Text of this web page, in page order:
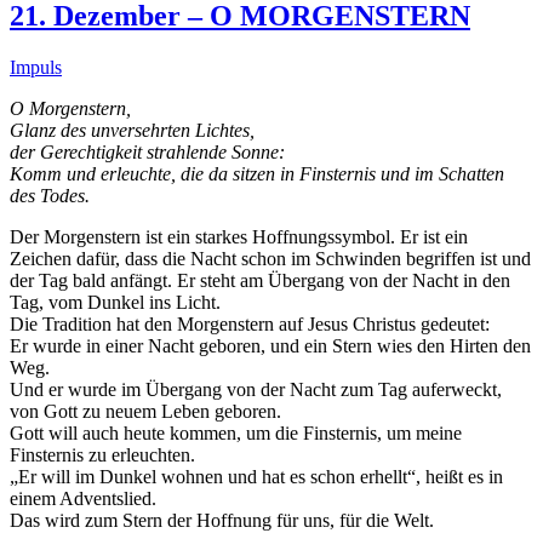
21. Dezember – O MORGENSTERN
Impuls
O Morgenstern,
Glanz des unversehrten Lichtes,
der Gerechtigkeit strahlende Sonne:
Komm und erleuchte, die da sitzen in Finsternis und im Schatten
des Todes.
Der Morgenstern ist ein starkes Hoffnungssymbol. Er ist ein
Zeichen dafür, dass die Nacht schon im Schwinden begriffen ist und
der Tag bald anfängt. Er steht am Übergang von der Nacht in den
Tag, vom Dunkel ins Licht.
Die Tradition hat den Morgenstern auf Jesus Christus gedeutet:
Er wurde in einer Nacht geboren, und ein Stern wies den Hirten den
Weg.
Und er wurde im Übergang von der Nacht zum Tag auferweckt,
von Gott zu neuem Leben geboren.
Gott will auch heute kommen, um die Finsternis, um meine
Finsternis zu erleuchten.
„Er will im Dunkel wohnen und hat es schon erhellt“, heißt es in
einem Adventslied.
Das wird zum Stern der Hoffnung für uns, für die Welt.